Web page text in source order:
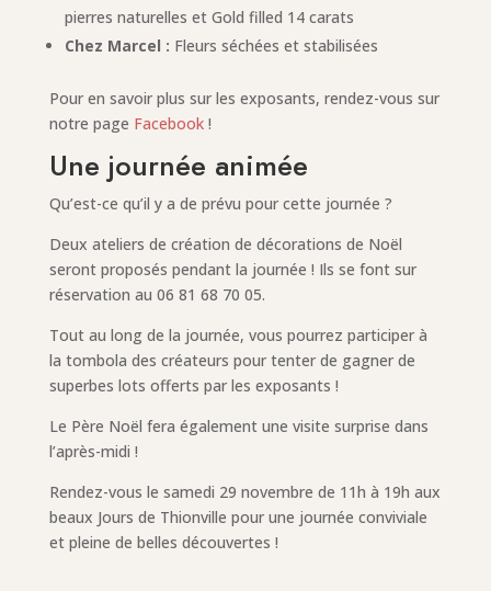
pierres naturelles et Gold filled 14 carats
Chez Marcel : Fleurs séchées et stabilisées
Pour en savoir plus sur les exposants, rendez-vous sur
notre page Facebook!
Une journée animée
Qu’est-ce qu’il y a de prévu pour cette journée ?
Deux ateliers de création de décorations de Noël
seront proposés pendant la journée ! Ils se font sur
réservation au 06 81 68 70 05.
Tout au long de la journée, vous pourrez participer à
la tombola des créateurs pour tenter de gagner de
superbes lots offerts par les exposants !
Le Père Noël fera également une visite surprise dans
l’après-midi !
Rendez-vous le samedi 29 novembre de 11h à 19h aux
beaux Jours de Thionville pour une journée conviviale
et pleine de belles découvertes !